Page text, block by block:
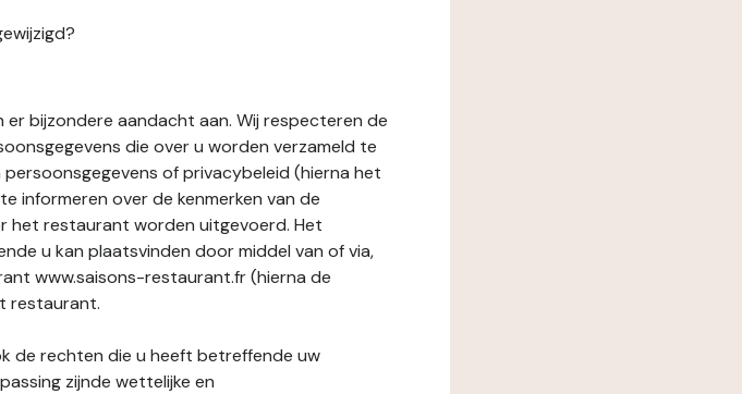
bijzondere aandacht aan. Wij respecteren de
die over u worden verzameld te
of privacybeleid (hierna het
informeren over de kenmerken van de
het restaurant worden uitgevoerd. Het
u kan plaatsvinden door middel van of via,
www.saisons-restaurant.fr (hierna de
restaurant.
de rechten die u heeft betreffende uw
zijnde wettelijke en